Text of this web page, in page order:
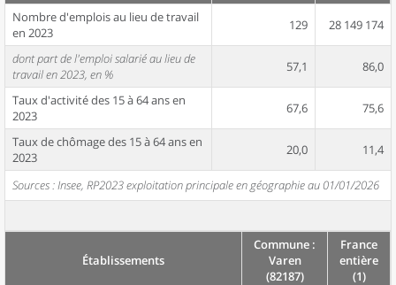
Nombre d'emplois au lieu de travail
en 2023
129 28 149 174
dont part de l'emploi salarié au lieu de
travail en 2023, en %
57,1 86,0
Taux d'activité des 15 à 64 ans en
2023
67,6 75,6
Taux de chômage des 15 à 64 ans en
2023
20,0 11,4
Sources : Insee, RP2023 exploitation principale en géographie au 01/01/2026
Établissements
Commune :
Varen
(82187)
France
entière
(1)